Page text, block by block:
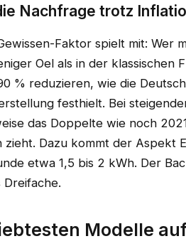
Nachfrage trotz
Faktor spielt mit:
Oel als in der klassischen
% reduzieren, wie die
festhielt. Bei
das Doppelte wie noch
zieht. Dazu kommt der Aspekt
etwa 1,5 bis 2 kWh. Der
Dreifache.
Modelle